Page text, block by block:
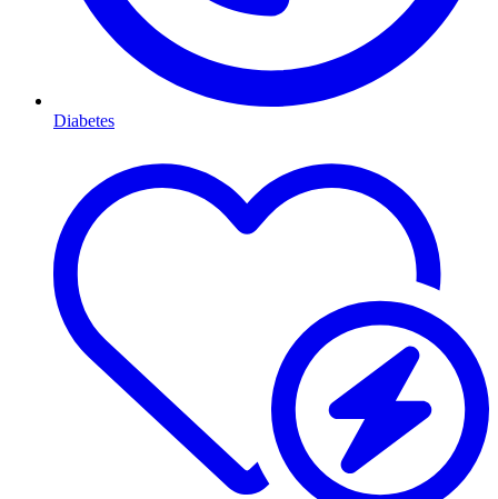
Diabetes